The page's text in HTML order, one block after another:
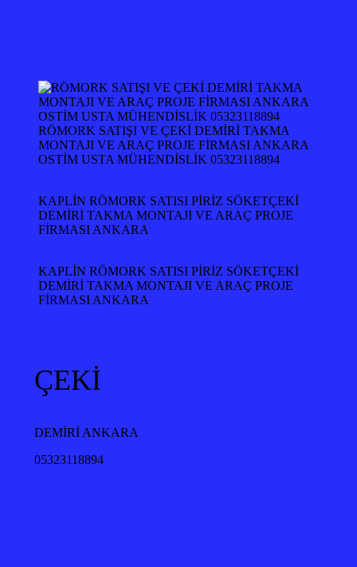
RÖMORK SATIŞI VE ÇEKİ DEMİRİ TAKMA
MONTAJI VE ARAÇ PROJE FİRMASI ANKARA
OSTİM USTA MÜHENDİSLİK 05323118894
KAPLİN RÖMORK SATISI PİRİZ SÖKETÇEKİ
DEMİRİ TAKMA MONTAJI VE ARAÇ PROJE
FİRMASI ANKARA
KAPLİN RÖMORK SATISI PİRİZ SÖKETÇEKİ
DEMİRİ TAKMA MONTAJI VE ARAÇ PROJE
FİRMASI ANKARA
ÇEKİ
DEMİRİ ANKARA
05323118894